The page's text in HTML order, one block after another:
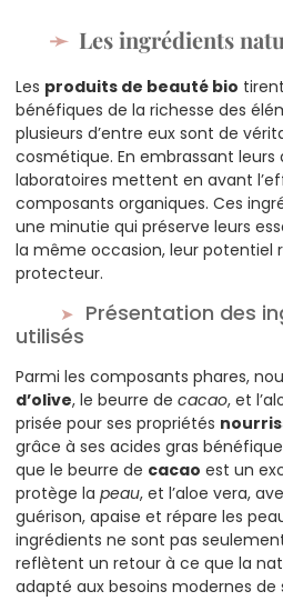
Les ingrédients
Les produits de beauté bio
bénéfiques de la richesse des
plusieurs d’entre eux sont de
cosmétique. En embrassant
laboratoires mettent en avant
composants organiques. Ces
une minutie qui préserve leurs
la même occasion, leur potentiel
protecteur.
Présentation des
utilisés
Parmi les composants phares,
d’olive, le beurre de cacao, et
prisée pour ses propriétés
grâce à ses acides gras
que le beurre de cacao est un
protège la peau, et l’aloe vera,
guérison, apaise et répare les
ingrédients ne sont pas
reflètent un retour à ce que la
adapté aux besoins modernes de